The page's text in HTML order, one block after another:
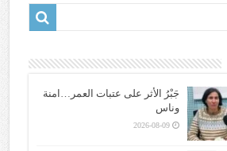
جَبْرُ الأثر على عتبات العمر…امنة
وناس
2026-08-09